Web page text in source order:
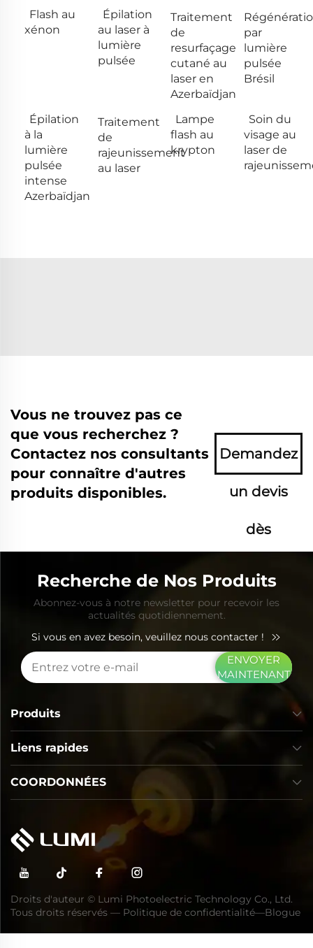
Flash au
xénon
Épilation
au laser à
lumière
pulsée
Traitement
de
resurfaçage
cutané au
laser en
Azerbaïdjan
par
lumière
pulsée
Brésil
Épilation
à la
lumière
pulsée
intense
Azerbaïdjan
Traitement
de
rajeunissement
au laser
Lampe
flash au
krypton
Soin du
visage au
laser de
Vous ne trouvez pas ce
que vous recherchez ?
Contactez nos consultants
pour connaître d'autres
produits disponibles.
Demandez
un devis
dès
Recherche de Nos Produits
Abonnez-vous à notre newsletter pour recevoir les
actualités quotidiennement.
Si vous en avez besoin, veuillez nous contacter !
ENVOYER
MAINTENANT
Liens rapides
Produits
COORDONNÉES
Droits d'auteur © Lumi Photoelectric Technology Co., Ltd.
Tous droits réservés — Politique de confidentialité—Blogue